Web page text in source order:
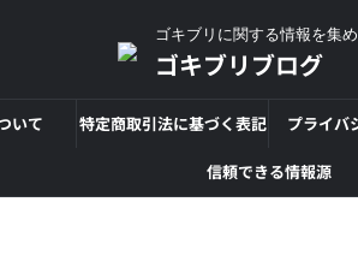
ゴキブリに関する情報を集
ゴキブリブログ
いて 特定商取引法に基づく表記 プライバ
信頼できる情報源